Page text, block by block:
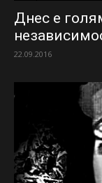
Днес е
22.09.2016